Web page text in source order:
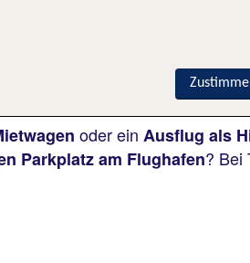
oder ein Ausflug als
Parkplatz am Flughafen? Bei